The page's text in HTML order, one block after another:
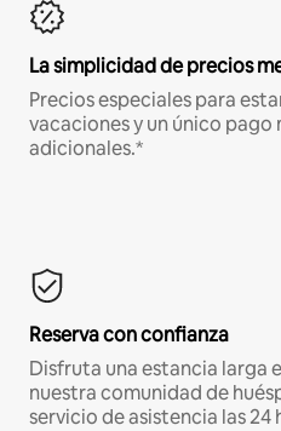
La simplicidad de precios
Precios especiales para
vacaciones y un único pago
adicionales.*
Reserva con confianza
Disfruta una estancia larga
nuestra comunidad de
servicio de asistencia las 24